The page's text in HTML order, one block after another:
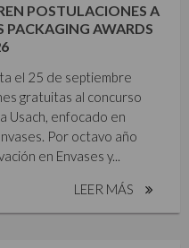
POSTULACIONES A
PACKAGING AWARDS
el 25 de septiembre
gratuitas al concurso
Usach, enfocado en
Por octavo año
en Envases y...
LEER MÁS